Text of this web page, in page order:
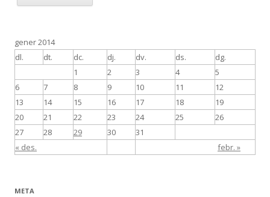
gener 2014
dl.
dt. dc. dj. dv. ds. dg.
« des. febr. »
1 2 3 4
5
6
7 8 9 10 11
12
13
14 15 16 17 18
19
20
21 22 23 24 25
26
27
28 29 30 31
META